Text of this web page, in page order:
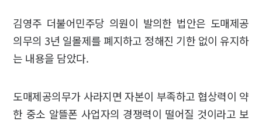
김영주 더불어민주당 의원이 발의한 법안은 도매제공
의무의 3년 일몰제를 폐지하고 정해진 기한 없이 유지하
는 내용을 담았다.
도매제공의무가 사라지면 자본이 부족하고 협상력이 약
한 중소 알뜰폰 사업자의 경쟁력이 떨어질 것이라고 보